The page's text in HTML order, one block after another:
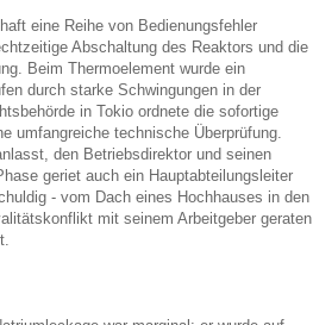
eine Reihe von Bedienungsfehler
Abschaltung des Reaktors und die
Beim Thermoelement wurde ein
durch starke Schwingungen in der
in Tokio ordnete die sofortige
umfangreiche technische Überprüfung.
den Betriebsdirektor und seinen
geriet auch ein Hauptabteilungsleiter
- vom Dach eines Hochhauses in den
mit seinem Arbeitgeber geraten